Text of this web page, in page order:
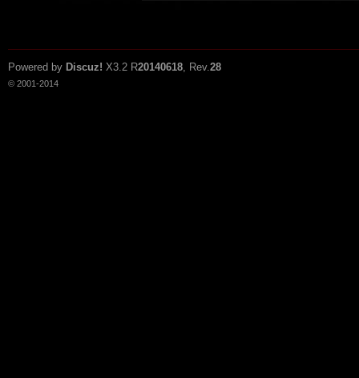
Powered by Discuz! X3.2 R20140618, Rev.28
© 2001-2014